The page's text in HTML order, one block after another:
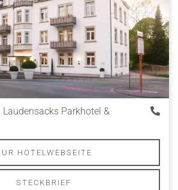
Parkhotel &
HOTELWEBSEITE
STECKBRIEF